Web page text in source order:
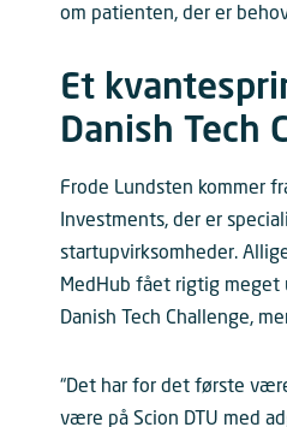
om patienten, der er
Et
Danish Tech
Frode Lundsten kommer
Investments, der er
startupvirksomheder.
MedHub fået rigtig meget
Danish Tech Challenge,
“Det har for det første
være på Scion DTU med